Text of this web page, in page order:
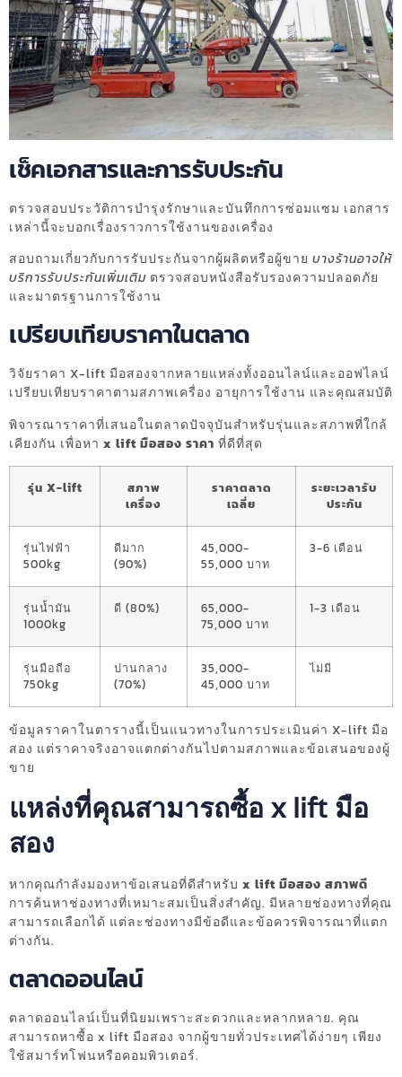
เช็คเอกสารและการรับประกัน
ตรวจสอบประวัติการบำรุงรักษาและบันทึกการซ่อมแซม เอกสาร
เหล่านี้จะบอกเรื่องราวการใช้งานของเครื่อง
สอบถามเกี่ยวกับการรับประกันจากผู้ผลิตหรือผู้ขาย บางร้านอาจให้
บริการรับประกันเพิ่มเติม ตรวจสอบหนังสือรับรองความปลอดภัย
และมาตรฐานการใช้งาน
เปรียบเทียบราคาในตลาด
วิจัยราคา X-lift มือสองจากหลายแหล่งทั้งออนไลน์และออฟไลน์
เปรียบเทียบราคาตามสภาพเครื่อง อายุการใช้งาน และคุณสมบัติ
พิจารณาราคาที่เสนอในตลาดปัจจุบันสำหรับรุ่นและสภาพที่ใกล้
เคียงกัน เพื่อหา x lift มือสอง ราคา ที่ดีที่สุด
รุ่น X-lift
สภาพ
เครื่อง
ราคาตลาด
เฉลี่ย
ระยะเวลารับ
ประกัน
รุ่นไฟฟ้า
500kg
ดีมาก
(90%)
45,000-
55,000 บาท
3-6 เดือน
รุ่นน้ำมัน
1000kg
ดี (80%)
65,000-
75,000 บาท
1-3 เดือน
รุ่นมือถือ
750kg
ปานกลาง
(70%)
35,000-
45,000 บาท
ไม่มี
ข้อมูลราคาในตารางนี้เป็นแนวทางในการประเมินค่า X-lift มือ
สอง แต่ราคาจริงอาจแตกต่างกันไปตามสภาพและข้อเสนอของผู้
ขาย
แหล่งที่คุณสามารถซื้อ x lift มือ
สอง
หากคุณกำลังมองหาข้อเสนอที่ดีสำหรับ x lift มือสอง สภาพดี
การค้นหาช่องทางที่เหมาะสมเป็นสิ่งสำคัญ. มีหลายช่องทางที่คุณ
สามารถเลือกได้ แต่ละช่องทางมีข้อดีและข้อควรพิจารณาที่แตก
ต่างกัน.
ตลาดออนไลน์
ตลาดออนไลน์เป็นที่นิยมเพราะสะดวกและหลากหลาย. คุณ
สามารถหาซื้อ x lift มือสอง จากผู้ขายทั่วประเทศได้ง่ายๆ เพียง
ใช้สมาร์ทโฟนหรือคอมพิวเตอร์.